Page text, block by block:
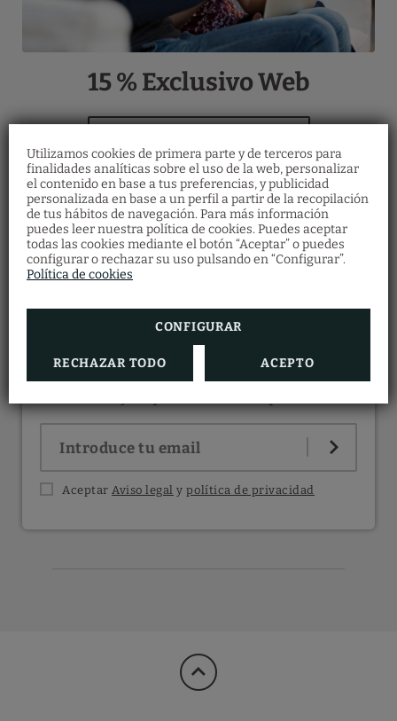
Utilizamos cookies de primera parte y de terceros para
finalidades analíticas sobre el uso de la web, personalizar
el contenido en base a tus preferencias, y publicidad
personalizada en base a un perfil a partir de la recopilación
de tus hábitos de navegación. Para más información
puedes leer nuestra política de cookies. Puedes aceptar
todas las cookies mediante el botón “Aceptar” o puedes
configurar o rechazar su uso pulsando en “Configurar”.
Política de cookies
CONFIGURAR
RECHAZAR TODO ACEPTO
15 % Exclusivo Web
Mantente al día de las promociones y
Aceptar Aviso legal ypolítica de privacidad